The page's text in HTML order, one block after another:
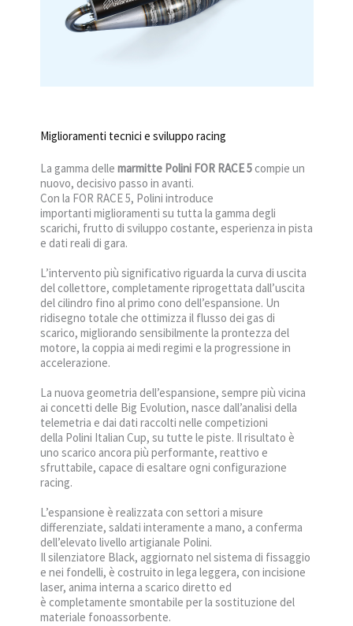
Miglioramenti tecnici e sviluppo racing
La gamma delle marmitte Polini FOR RACE 5compie un
nuovo, decisivo passo in avanti.
Con la FOR RACE 5, Polini introduce
importanti miglioramenti su tutta la gamma degli
scarichi, frutto di sviluppo costante, esperienza in pista
e dati reali di gara.
L’intervento più significativo riguarda la curva di uscita
del collettore, completamente riprogettata dall’uscita
del cilindro fino al primo cono dell’espansione. Un
ridisegno totale che ottimizza il flusso dei gas di
scarico, migliorando sensibilmente la prontezza del
motore, la coppia ai medi regimi e la progressione in
accelerazione.
La nuova geometria dell’espansione, sempre più vicina
ai concetti delle Big Evolution, nasce dall’analisi della
telemetria e dai dati raccolti nelle competizioni
della Polini Italian Cup, su tutte le piste. Il risultato è
uno scarico ancora più performante, reattivo e
sfruttabile, capace di esaltare ogni configurazione
racing.
L’espansione è realizzata con settori a misure
differenziate, saldati interamente a mano, a conferma
dell’elevato livello artigianale Polini.
Il silenziatore Black, aggiornato nel sistema di fissaggio
e nei fondelli, è costruito in lega leggera, con incisione
laser, anima interna a scarico diretto ed
è completamente smontabile per la sostituzione del
materiale fonoassorbente.